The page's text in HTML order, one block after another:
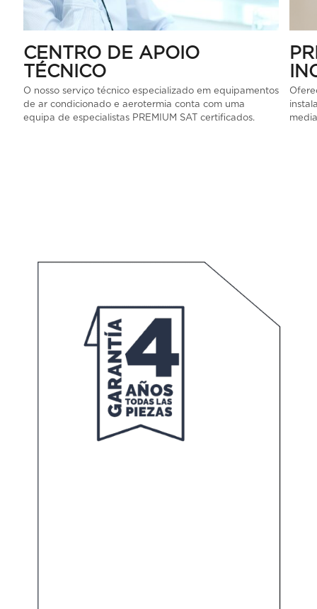
CENTRO DE APOIO
TÉCNICO
O nosso serviço técnico especializado em equipamentos
de ar condicionado e aerotermia conta com uma
equipa de especialistas PREMIUM SAT certificados.